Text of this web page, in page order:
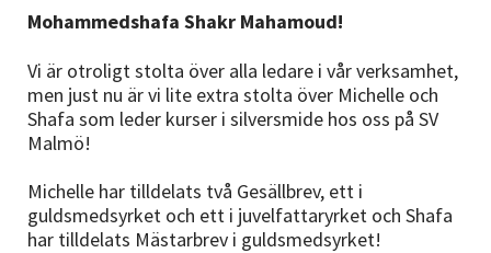
Mohammedshafa Shakr Mahamoud!
Vi är otroligt stolta över alla ledare i vår verksamhet,
men just nu är vi lite extra stolta över Michelle och
Shafa som leder kurser i silversmide hos oss på SV
Malmö!
Michelle har tilldelats två Gesällbrev, ett i
guldsmedsyrket och ett i juvelfattaryrket och Shafa
har tilldelats Mästarbrev i guldsmedsyrket!